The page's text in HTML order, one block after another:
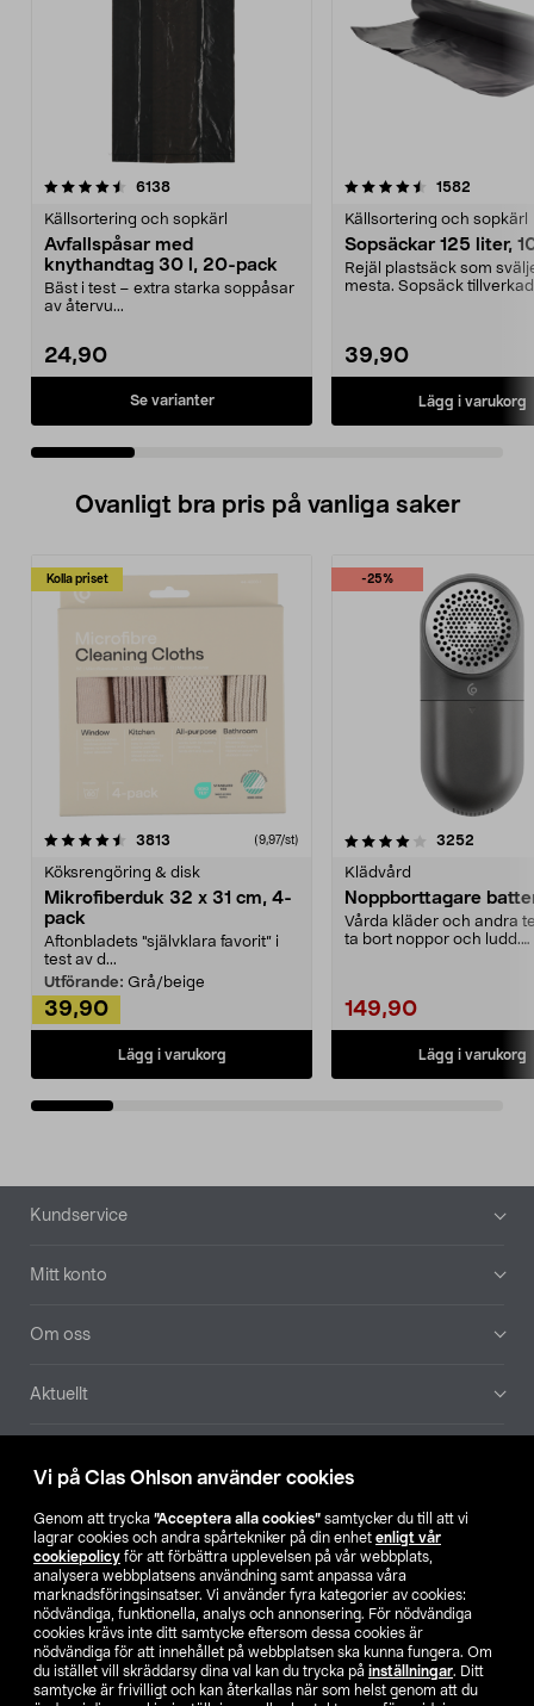
Vi på Clas Ohlson använder cookies
Genom att trycka ”Acceptera alla cookies” samtycker du till att vi
lagrar cookies och andra spårtekniker på din enhet enligt vår
cookiepolicy för att förbättra upplevelsen på vår webbplats,
analysera webbplatsens användning samt anpassa våra
marknadsföringsinsatser. Vi använder fyra kategorier av cookies:
nödvändiga, funktionella, analys och annonsering. För nödvändiga
cookies krävs inte ditt samtycke eftersom dessa cookies är
nödvändiga för att innehållet på webbplatsen ska kunna fungera. Om
du istället vill skräddarsy dina val kan du trycka på inställningar. Ditt
samtycke är frivilligt och kan återkallas när som helst genom att du
6138recensioner
Källsortering och sopkärl
Avfallspåsar med
knythandtag 30 l, 20-pack
Bäst i test – extra starka soppåsar
av återvu...
24,90
Se varianter
4.5 av 5 stjärnor 1582
Källsortering och sopkärl
Sopsäckar 125 liter,
Rejäl plastsäck som
mesta. Sopsäck
39,90
Lägg i varukorg
4.5 av 5 stjärnor
Ovanligt bra pris på vanliga saker
Kolla priset
3813 (9,97/st)
Köksrengöring & disk
Mikrofiberduk 32 x 31 cm, 4-
pack
Aftonbladets "självklara favorit” i
test av d...
Utförande: Grå/beige
39,90
Lägg i varukorg
-25%
4.0av 5 stjärnor 3252
Klädvård
Noppborttagare
Vårda kläder och andra
ta bort noppor och ludd.
149,90
Lägg i varukorg
4.5av 5 stjärnor
Sidfot
Kundservice
Mitt konto
Om oss
Aktuellt
Hitta butik
SE NO FI